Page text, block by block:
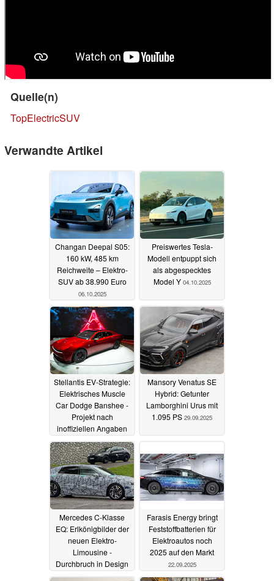
Quelle(n)
TopElectricSUV
Verwandte Artikel
Changan Deepal S05:
160 kW, 485 km
Reichweite – Elektro-
SUV ab 38.990 Euro
06.10.2025
Preiswertes Tesla-
Modell entpuppt sich
als abgespecktes
Model Y 04.10.2025
Stellantis EV-Strategie:
Elektrisches Muscle
Car Dodge Banshee -
Projekt nach
inoffiziellen Angaben
auf Eis gelegt04.10.2025
Mansory Venatus SE
Hybrid: Getunter
Lamborghini Urus mit
1.095 PS 29.09.2025
Mercedes C-Klasse
EQ: Erlkönigbilder der
neuen Elektro-
Limousine -
Durchbruch in Design
und Reichweite
Farasis Energy bringt
Feststoffbatterien für
Elektroautos noch
2025 auf den Markt
22.09.2025